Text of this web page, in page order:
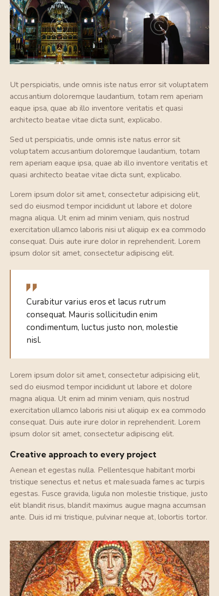
Ut perspiciatis, unde omnis iste natus error sit voluptatem
accusantium doloremque laudantium, totam rem aperiam
eaque ipsa, quae ab illo inventore veritatis et quasi
architecto beatae vitae dicta sunt, explicabo.
Sed ut perspiciatis, unde omnis iste natus error sit
voluptatem accusantium doloremque laudantium, totam
rem aperiam eaque ipsa, quae ab illo inventore veritatis et
quasi architecto beatae vitae dicta sunt, explicabo.
Lorem ipsum dolor sit amet, consectetur adipisicing elit,
sed do eiusmod tempor incididunt ut labore et dolore
magna aliqua. Ut enim ad minim veniam, quis nostrud
exercitation ullamco laboris nisi ut aliquip ex ea commodo
consequat. Duis aute irure dolor in reprehenderit. Lorem
ipsum dolor sit amet, consectetur adipiscing elit.
Curabitur varius eros et lacus rutrum
consequat. Mauris sollicitudin enim
condimentum, luctus justo non, molestie
nisl.
Lorem ipsum dolor sit amet, consectetur adipisicing elit,
sed do eiusmod tempor incididunt ut labore et dolore
magna aliqua. Ut enim ad minim veniam, quis nostrud
exercitation ullamco laboris nisi ut aliquip ex ea commodo
consequat. Duis aute irure dolor in reprehenderit. Lorem
ipsum dolor sit amet, consectetur adipiscing elit.
Creative approach to every project
Aenean et egestas nulla. Pellentesque habitant morbi
tristique senectus et netus et malesuada fames ac turpis
egestas. Fusce gravida, ligula non molestie tristique, justo
elit blandit risus, blandit maximus augue magna accumsan
ante. Duis id mi tristique, pulvinar neque at, lobortis tortor.